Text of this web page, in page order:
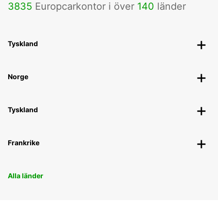
3835 Europcarkontor i över 140 länder
Tyskland
Norge
Tyskland
Frankrike
Alla länder